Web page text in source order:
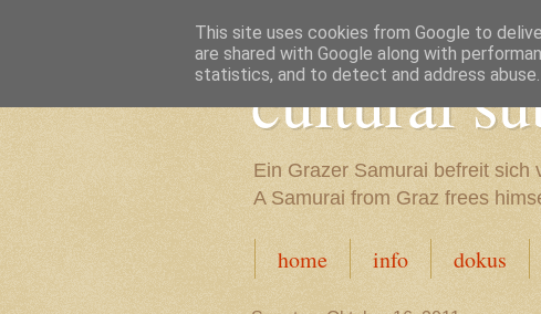
cultural
Ein Grazer Samurai befreit sich
A Samurai from Graz frees
home info dokus
This site uses cookies from Google to
are shared with Google along with
statistics, and to detect and address abuse.